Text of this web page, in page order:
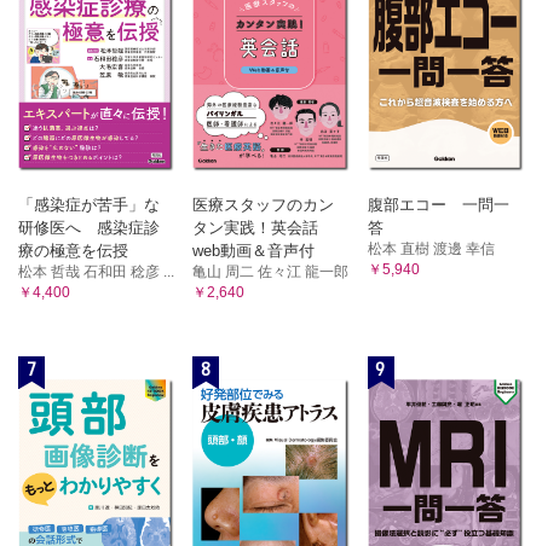
表70 右左短絡性疾患の管理指導区分
表71 おもな心筋症の学校生活管理指導区分
2.2 アブレーション後の就労
文献
略語一覧
「感染症が苦手」な
研修医へ 感染症診
療の極意を伝授
松本 哲哉 石和田 稔彦 ...
￥4,400
医療スタッフのカン
タン実践！英会話
web動画＆音声付
亀山 周二 佐々江 龍一郎
￥2,640
腹部エコー 一問一
答
松本 直樹 渡邊 幸信
￥5,940
7 8 9